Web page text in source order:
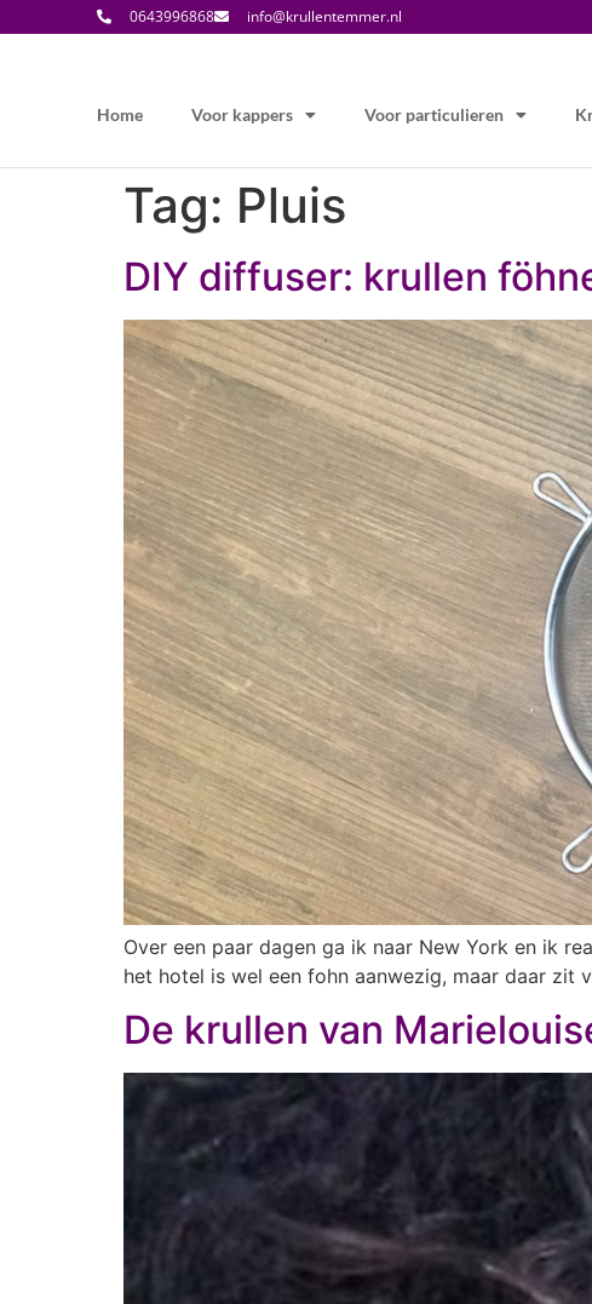
0643996868 info@krullentemmer.nl
Home Voor kappers Voor particulieren
Tag: Pluis
DIY diffuser: krullen
Over een paar dagen ga ik naar New York en ik
het hotel is wel een fohn aanwezig, maar daar
De krullen van